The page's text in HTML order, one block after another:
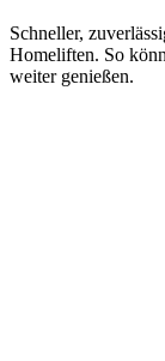
Schneller,
Homeliften. So
weiter genießen.